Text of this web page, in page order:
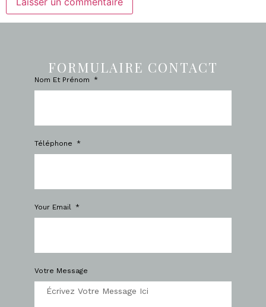
FORMULAIRE CONTACT
Nom Et Prénom
Téléphone
Your Email
Votre Message